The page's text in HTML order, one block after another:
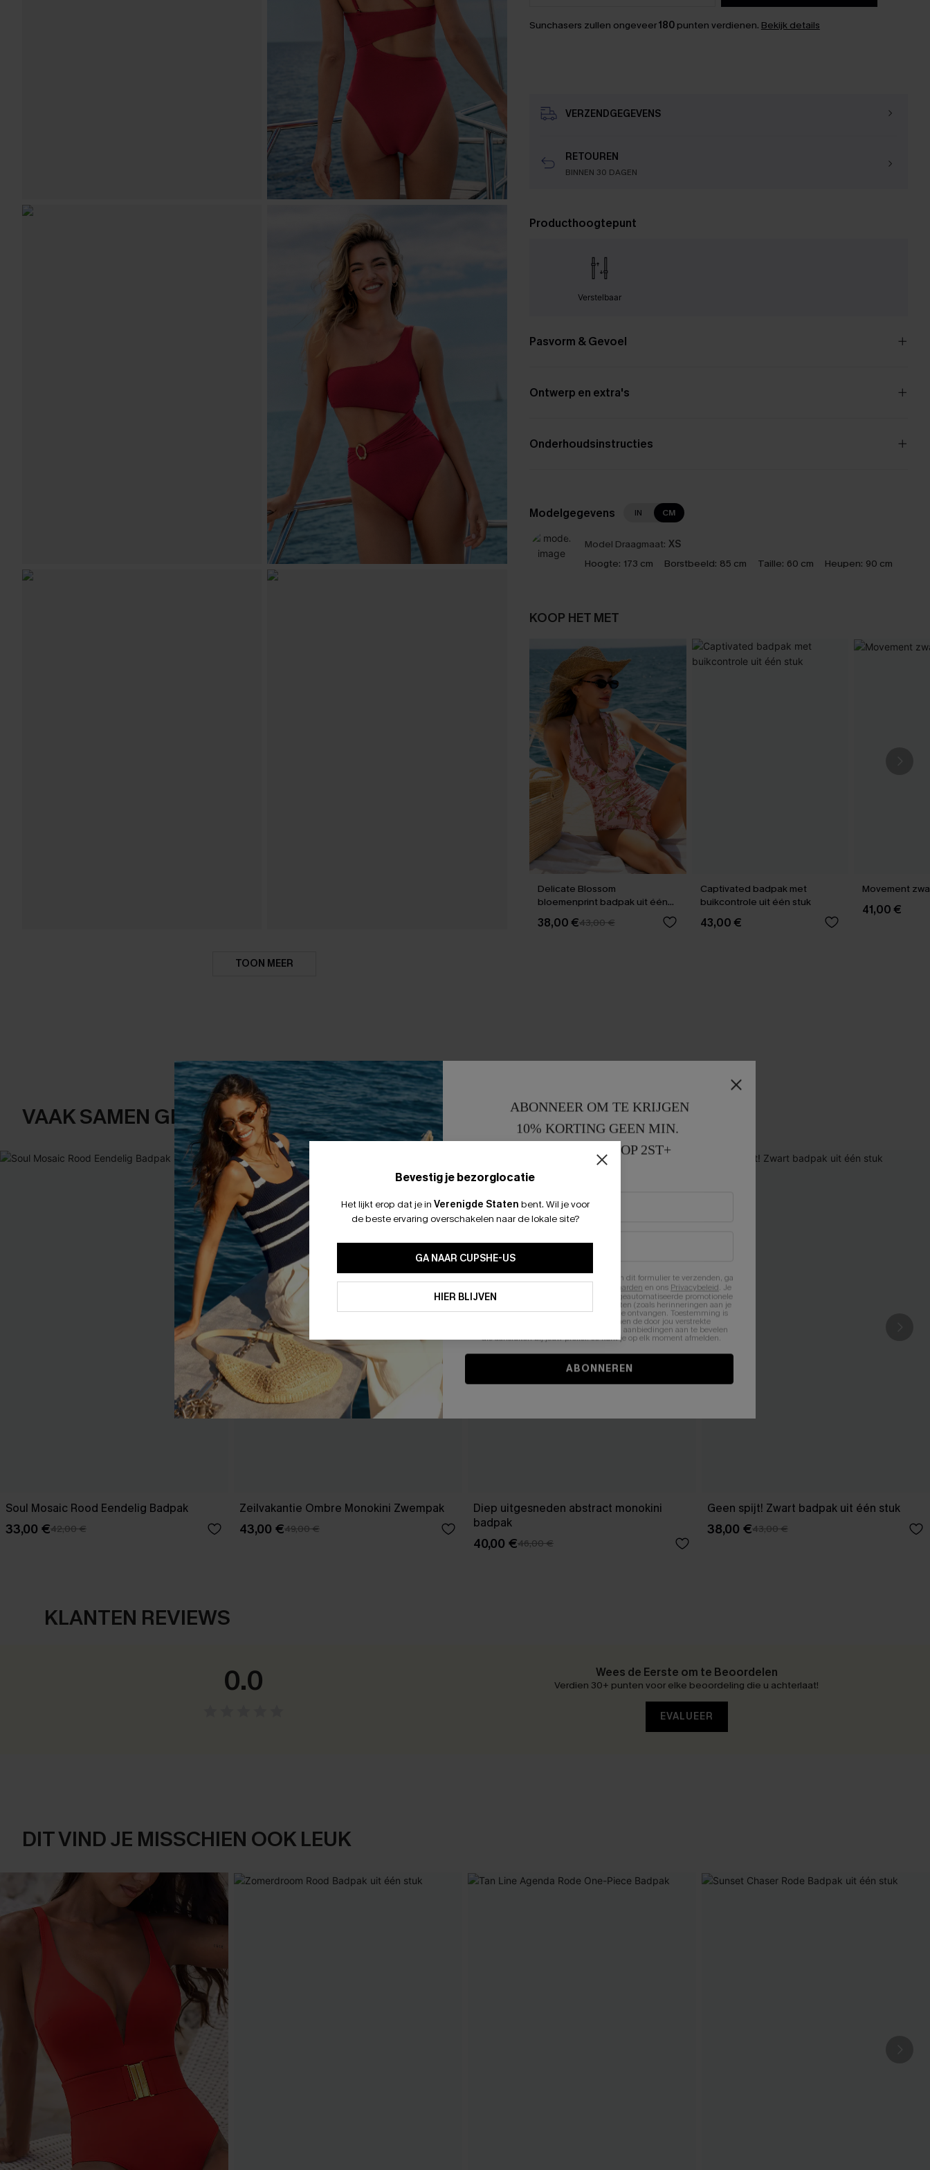
TOON MEER
Sunchasers zullen ongeveer180punten verdienen. Bekijk details
VERZENDGEGEVENS
RETOUREN
BINNEN 30 DAGEN
Producthoogtepunt
Verstelbaar
Pasvorm & Gevoel
Ontwerp en extra's
Onderhoudsinstructies
Modelgegevens IN CM
Model Draagmaat: XS
Hoogte: 173 cm Borstbeeld: 85 cm Taille: 60 cm Heupen: 90 cm
KOOP HET MET
Delicate Blossom
bloemenprint badpak uit één
stuk
38,00 €43,00 €
Captivated badpak met
buikcontrole uit één stuk
43,00 €
Movement
41,00 €
VAAK SAMEN GEKOCHT
Soul Mosaic Rood Eendelig Badpak
33,00 €42,00 €
Zeilvakantie Ombre Monokini Zwempak
43,00 €49,00 €
Diep uitgesneden abstract monokini
badpak
40,00 €46,00 €
Geen spijt! Zwart badpak uit één stuk
38,00 €43,00 €
KLANTEN REVIEWS
0.0 Wees de Eerste om te Beoordelen
Verdien 30+ punten voor elke beoordeling die u achterlaat!
EVALUEER
DIT VIND JE MISSCHIEN OOK LEUK
Bevestig je bezorglocatie
Het lijkt erop dat je in Verenigde Staten bent. Wil je voor
de beste ervaring overschakelen naar de lokale site?
GA NAAR CUPSHE-US
HIER BLIJVEN
ABONNEER OM TE KRIJGEN
10% KORTING GEEN MIN.
15% KORTING OP 2ST+
Door je contactgegevens in te vullen en dit formulier te verzenden, ga
Algemene Voorwaarden en ons Privacybeleid. Je
stemt er tevens mee in om herhaalde geautomatiseerde promotionele
en gepersonaliseerde marketingberichten (zoals herinneringen aan je
winkelwagen) en e-mails van Cupshe te ontvangen. Toestemming is
niet vereist voor een aankoop. We kunnen de door jou verstrekte
informatie gebruiken om producten en aanbiedingen aan te bevelen
die aansluiten bij jouw profiel. Je kunt je op elk moment afmelden.
ABONNEREN